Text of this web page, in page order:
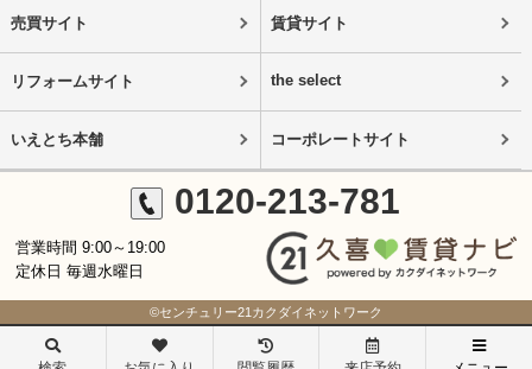
売買サイト 賃貸サイト
リフォームサイト the select
いえとち本舗 コーポレートサイト
0120-213-781
営業時間 9:00～19:00
定休日 毎週水曜日
©センチュリー21カクダイネットワーク